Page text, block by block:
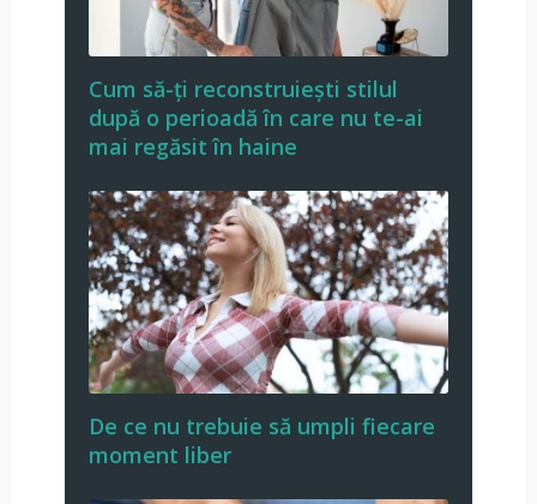
Cum să-ți reconstruiești stilul
după o perioadă în care nu te-ai
mai regăsit în haine
De ce nu trebuie să umpli fiecare
moment liber